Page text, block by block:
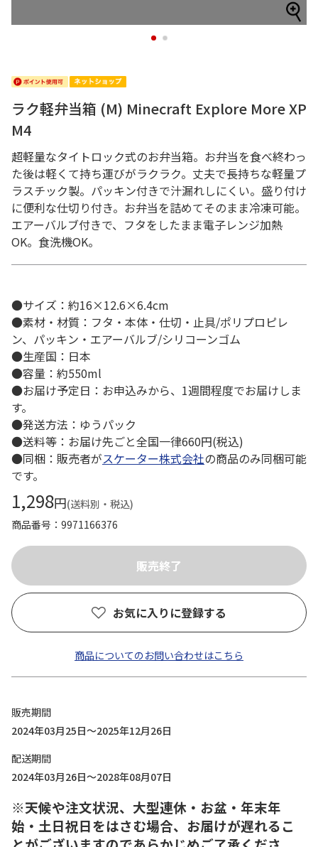
1 2
ラク軽弁当箱 (M) Minecraft Explore More XP
M4
超軽量なタイトロック式のお弁当箱。お弁当を食べ終わっ
た後は軽くて持ち運びがラクラク。丈夫で長持ちな軽量プ
ラスチック製。パッキン付きで汁漏れしにくい。盛り付け
に便利な仕切り付き。お弁当を詰めてそのまま冷凍可能。
エアーバルブ付きで、フタをしたまま電子レンジ加熱
OK。食洗機OK。
●サイズ：約16×12.6×6.4cm
●素材・材質：フタ・本体・仕切・止具/ポリプロピレ
ン、パッキン・エアーバルブ/シリコーンゴム
●生産国：日本
●容量：約550ml
●お届け予定日：お申込みから、1週間程度でお届けしま
す。
●発送方法：ゆうパック
●送料等：お届け先ごと全国一律660円(税込)
●同梱：販売者がスケーター株式会社の商品のみ同梱可能
です。
1,298円(送料別・税込)
商品番号
9971166376
お気に入りに登録する
商品についてのお問い合わせはこちら
販売期間
2024年03月25日～2025年12月26日
配送期間
2024年03月26日～2028年08月07日
※天候や注文状況、大型連休・お盆・年末年
始・土日祝日をはさむ場合、お届けが遅れるこ